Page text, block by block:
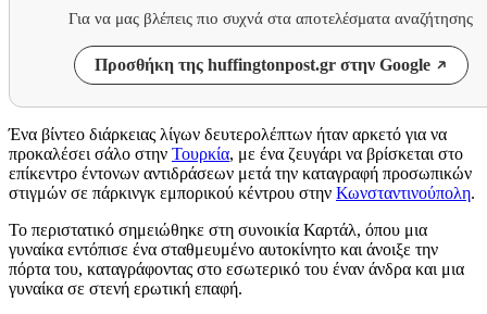
Για να μας βλέπεις πιο συχνά στα αποτελέσματα αναζήτησης
Προσθήκη της huffingtonpost.gr στην Google
Ένα βίντεο διάρκειας λίγων δευτερολέπτων ήταν αρκετό για να
προκαλέσει σάλο στην Τουρκία, με ένα ζευγάρι να βρίσκεται στο
επίκεντρο έντονων αντιδράσεων μετά την καταγραφή προσωπικών
στιγμών σε πάρκινγκ εμπορικού κέντρου στην Κωνσταντινούπολη.
Το περιστατικό σημειώθηκε στη συνοικία Καρτάλ, όπου μια
γυναίκα εντόπισε ένα σταθμευμένο αυτοκίνητο και άνοιξε την
πόρτα του, καταγράφοντας στο εσωτερικό του έναν άνδρα και μια
γυναίκα σε στενή ερωτική επαφή.